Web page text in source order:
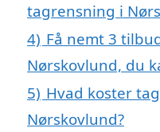
tagrensning i
4) Få nemt 3
Nørskovlund, du
5) Hvad koster
Nørskovlund?